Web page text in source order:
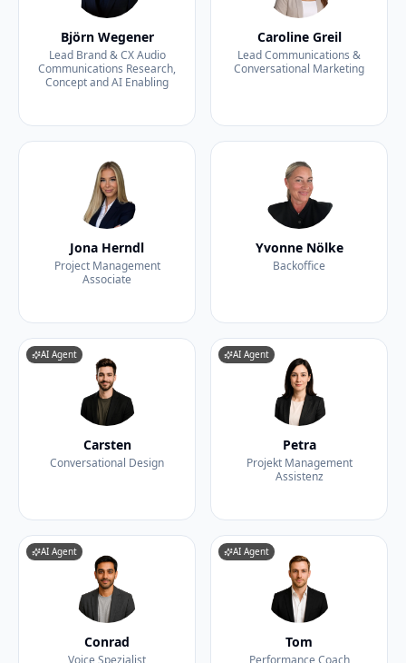
Björn Wegener
Lead Brand & CX Audio
Communications Research,
Concept and AI Enabling
Caroline Greil
Lead Communications &
Conversational Marketing
Jona Herndl
Project Management
Associate
Yvonne Nölke
Backoffice
AI Agent
Carsten
Conversational Design
AI Agent
Petra
Projekt Management
Assistenz
AI Agent
Conrad
Voice Spezialist
AI Agent
Tom
Performance Coach